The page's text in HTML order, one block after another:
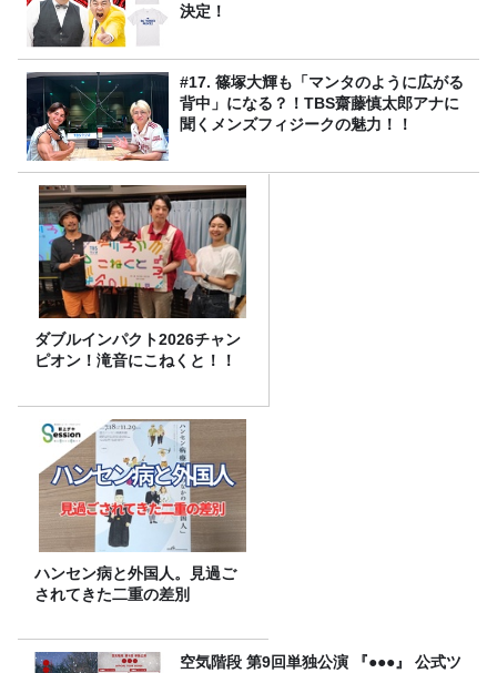
決定！
#17. 篠塚大輝も「マンタのように広がる
背中」になる？！TBS齋藤慎太郎アナに
聞くメンズフィジークの魅力！！
ダブルインパクト2026チャン
ピオン！滝音にこねくと！！
ハンセン病と外国人。見過ご
されてきた二重の差別
空気階段 第9回単独公演 『●●●』 公式ツ